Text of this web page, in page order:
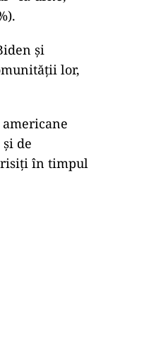
şi
lor,
de
în timpul